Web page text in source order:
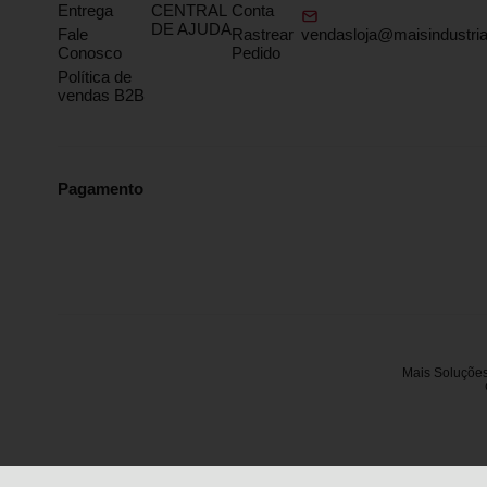
Entrega
Fale
Conosco
Política de
vendas B2B
CENTRAL
DE AJUDA
Conta
Rastrear
Pedido
Pagamento
Mais